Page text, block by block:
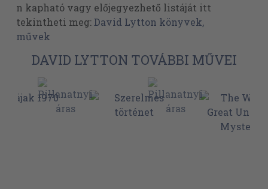
n kapható vagy előjegyezhető listáját itt
tekintheti meg:David Lytton könyvek,
művek
DAVID LYTTON TOVÁBBI MŰVEI